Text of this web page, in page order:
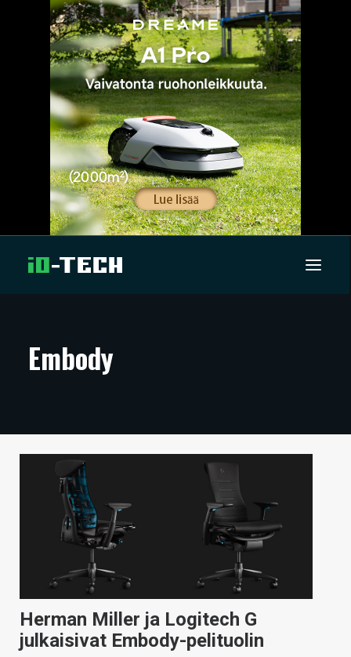
ARTIKKELIT
TECHBBS
VAIHDA TEEMA
HAKU
Embody
Herman Miller ja Logitech G
julkaisivat Embody-pelituolin